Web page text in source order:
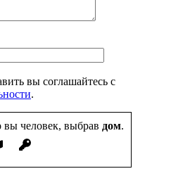
вы соглашайтесь с
.
человек, выбрав дом.